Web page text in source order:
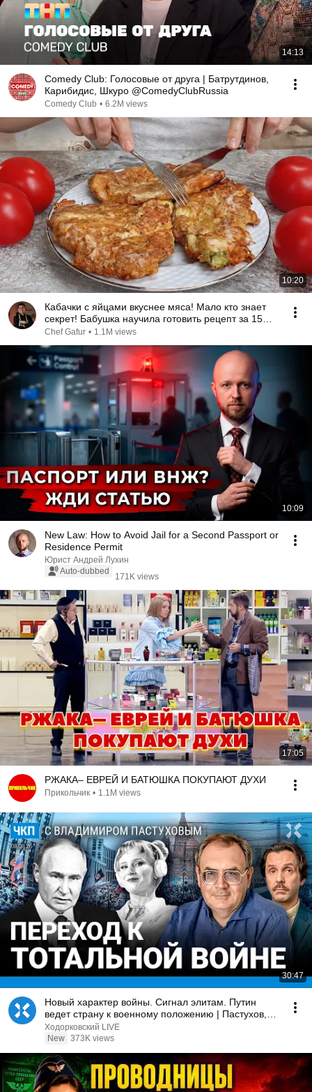
14:13
Comedy Club: Голосовые от друга | Батрутдинов,
Карибидис, Шкуро @ComedyClubRussia
Comedy Club • 6.2M views
10:20
Кабачки с яйцами вкуснее мяса! Мало кто знает
секрет! Бабушка научила готовить рецепт за 15
минут
Chef Gafur • 1.1M views
10:09
New Law: How to Avoid Jail for a Second Passport or
Residence Permit
Юрист Андрей Лухин
Auto-dubbed
171K views
17:05
РЖАКА– ЕВРЕЙ И БАТЮШКА ПОКУПАЮТ ДУХИ
Прикольчик • 1.1M views
30:47
Новый характер войны. Сигнал элитам. Путин
ведет страну к военному положению | Пастухов,
Еловский
Ходорковский LIVE
New 373K views